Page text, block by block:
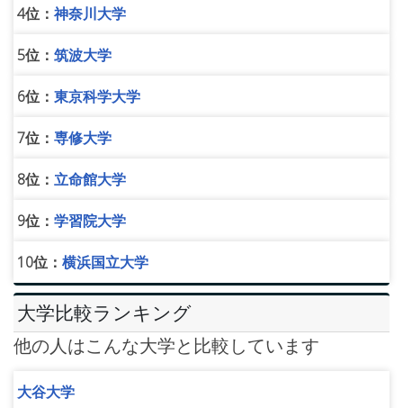
4位： 神奈川大学
5位： 筑波大学
6位： 東京科学大学
7位： 専修大学
8位： 立命館大学
9位： 学習院大学
10位： 横浜国立大学
大学比較ランキング
他の人はこんな大学と比較しています
大谷大学